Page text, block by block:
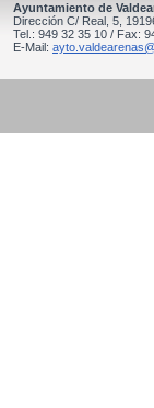
Ayuntamiento de
Dirección C/ Real, 5,
Tel.: 949 32 35 10 / Fax:
E-Mail: